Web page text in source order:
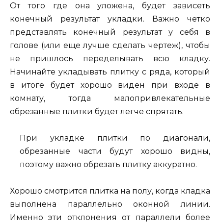
От того где она уложена, будет зависеть
конечный результат укладки. Важно четко
представлять конечный результат у себя в
голове (или еще лучше сделать чертеж), чтобы
не пришлось переделывать всю кладку.
Начинайте укладывать плитку с ряда, который
в итоге будет хорошо виден при входе в
комнату, тогда малопривлекательные
обрезанные плитки будет легче спрятать.
При укладке плитки по диагонали,
обрезанные части будут хорошо видны,
поэтому важно обрезать плитку аккуратно.
Хорошо смотрится плитка на полу, когда кладка
выполнена параллельно оконной линии.
Именно эти отклонения от параллели более